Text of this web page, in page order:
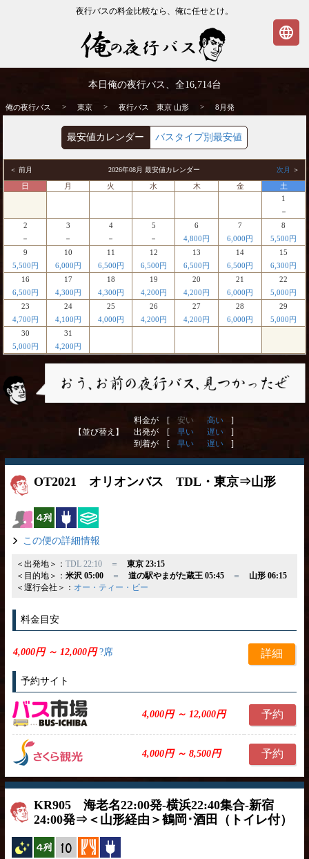
夜行バスの料金比較なら、俺に任せとけ。
| 俺の夜行バス
本日俺の夜行バス、全16,714台
俺の夜行バス > 東京 > 夜行バス 東京 山形 > 8月発
最安値カレンダー バスタイプ別最安値
＜ 前月 2026年08月 最安値カレンダー 次月 ＞
日 月 火 水 木 金
土
1
－
2
－
3
－
4
－
5
－
6
4,800円
7
6,000円
8
5,500円
9
5,500円
10
6,000円
11
6,500円
12
6,500円
13
6,500円
14
6,500円
15
6,300円
16
6,500円
17
4,300円
18
4,300円
19
4,200円
20
4,200円
21
6,000円
22
5,000円
23
4,700円
24
4,100円
25
4,000円
26
4,200円
27
4,200円
28
6,000円
29
5,000円
30
5,000円
31
4,200円
【並び替え】
料金が [ 安い 高い
]
出発が [
早い 遅い
]
到着が [
早い 遅い ]
OT2021 オリオンバス TDL・東京⇒山形
女性安心
横4列 コンセント
この便の詳細情報
＜出発地＞： TDL 22:10 ＝ 東京 23:15
＜目的地＞： 米沢 05:00＝ 道の駅やまがた蔵王 05:45＝
山形 06:15
＜運行会社＞： オー・ティー・ビー
料金目安
4,000円 ～ 12,000円?席 詳細
予約サイト
4,000円 ～ 12,000円 予約
4,000円 ～ 8,500円 予約
KR905 海老名22:00発-横浜22:40集合-新宿
24:00発⇒＜山形経由＞鶴岡･酒田（トイレ付）
夜行バス
横4列 縦10列 カーテン
language